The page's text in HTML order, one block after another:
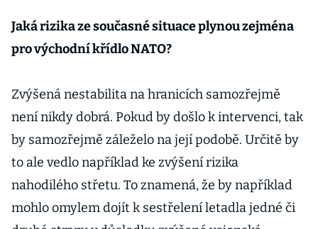
Jaká rizika ze současné situace plynou zejména
pro východní křídlo NATO?
Zvýšená nestabilita na hranicích samozřejmě
není nikdy dobrá. Pokud by došlo k intervenci, tak
by samozřejmě záleželo na její podobě. Určitě by
to ale vedlo například ke zvýšení rizika
nahodilého střetu. To znamená, že by například
mohlo omylem dojít k sestřelení letadla jedné či